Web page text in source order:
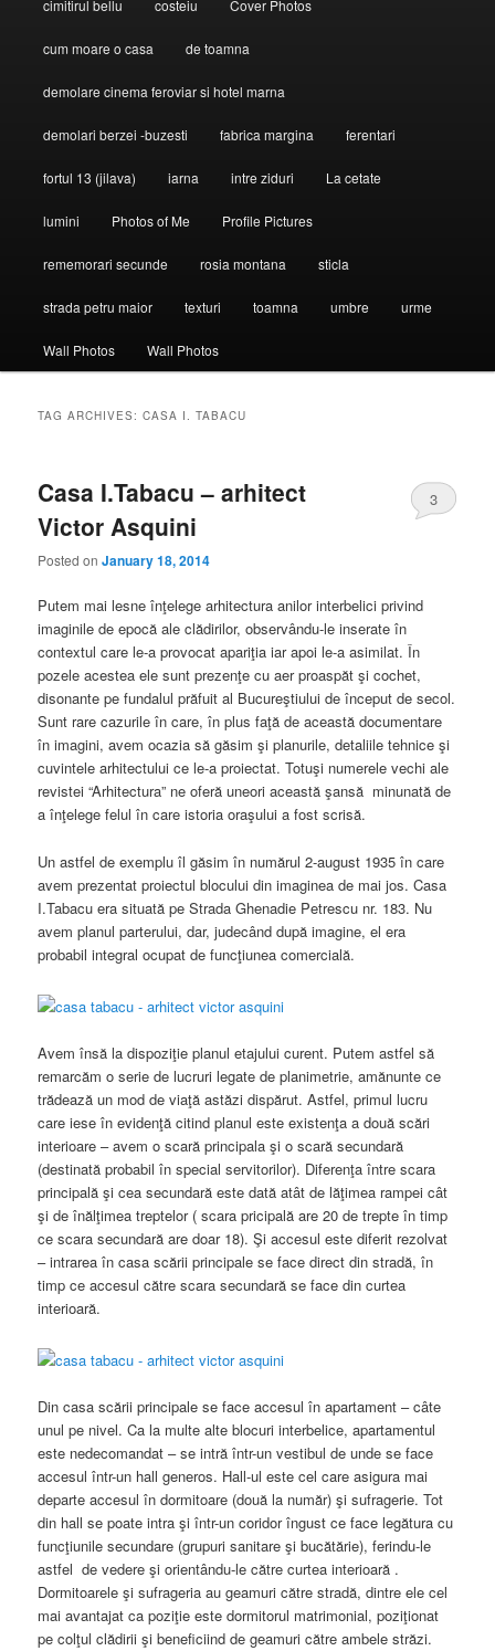
cimitirul bellu costeiu Cover Photos
cum moare o casa de toamna
demolare cinema feroviar si hotel marna
demolari berzei -buzesti fabrica margina ferentari
fortul 13 (jilava) iarna intre ziduri La cetate
lumini Photos of Me Profile Pictures
rememorari secunde rosia montana sticla
strada petru maior texturi toamna umbre urme
Wall Photos Wall Photos
TAG ARCHIVES:CASA I. TABACU
Casa I.Tabacu – arhitect
Victor Asquini
Posted onJanuary 18, 2014
3
Putem mai lesne înţelege arhitectura anilor interbelici privind
imaginile de epocă ale clădirilor, observându-le inserate în
contextul care le-a provocat apariţia iar apoi le-a asimilat. În
pozele acestea ele sunt prezenţe cu aer proaspăt şi cochet,
disonante pe fundalul prăfuit al Bucureştiului de început de secol.
Sunt rare cazurile în care, în plus faţă de această documentare
în imagini, avem ocazia să găsim şi planurile, detaliile tehnice şi
cuvintele arhitectului ce le-a proiectat. Totuşi numerele vechi ale
revistei “Arhitectura” ne oferă uneori această şansă minunată de
a înţelege felul în care istoria oraşului a fost scrisă.
Un astfel de exemplu îl găsim în numărul 2-august 1935 în care
avem prezentat proiectul blocului din imaginea de mai jos. Casa
I.Tabacu era situată pe Strada Ghenadie Petrescu nr. 183. Nu
avem planul parterului, dar, judecând după imagine, el era
probabil integral ocupat de funcţiunea comercială.
Avem însă la dispoziţie planul etajului curent. Putem astfel să
remarcăm o serie de lucruri legate de planimetrie, amănunte ce
trădează un mod de viaţă astăzi dispărut. Astfel, primul lucru
care iese în evidenţă citind planul este existenţa a două scări
interioare – avem o scară principala şi o scară secundară
(destinată probabil în special servitorilor). Diferenţa între scara
principală şi cea secundară este dată atât de lăţimea rampei cât
şi de înălţimea treptelor ( scara pricipală are 20 de trepte în timp
ce scara secundară are doar 18). Şi accesul este diferit rezolvat
– intrarea în casa scării principale se face direct din stradă, în
timp ce accesul către scara secundară se face din curtea
interioară.
Din casa scării principale se face accesul în apartament – câte
unul pe nivel. Ca la multe alte blocuri interbelice, apartamentul
este nedecomandat – se intră într-un vestibul de unde se face
accesul într-un hall generos. Hall-ul este cel care asigura mai
departe accesul în dormitoare (două la număr) şi sufragerie. Tot
din hall se poate intra şi într-un coridor îngust ce face legătura cu
funcţiunile secundare (grupuri sanitare şi bucătărie), ferindu-le
astfel de vedere şi orientându-le către curtea interioară .
Dormitoarele şi sufrageria au geamuri către stradă, dintre ele cel
mai avantajat ca poziţie este dormitorul matrimonial, poziţionat
pe colţul clădirii şi beneficiind de geamuri către ambele străzi.